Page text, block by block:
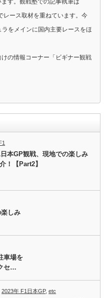
す。観戦塾での記事執筆は
レース取材を重ねています。今
をメインに国内主要レースをほ
の情報コーナー「ビギナー観戦
本GP観戦、現地での楽しみ
！【Part2】
しみ
車場を
セ…
2023年 F1日本GP,etc